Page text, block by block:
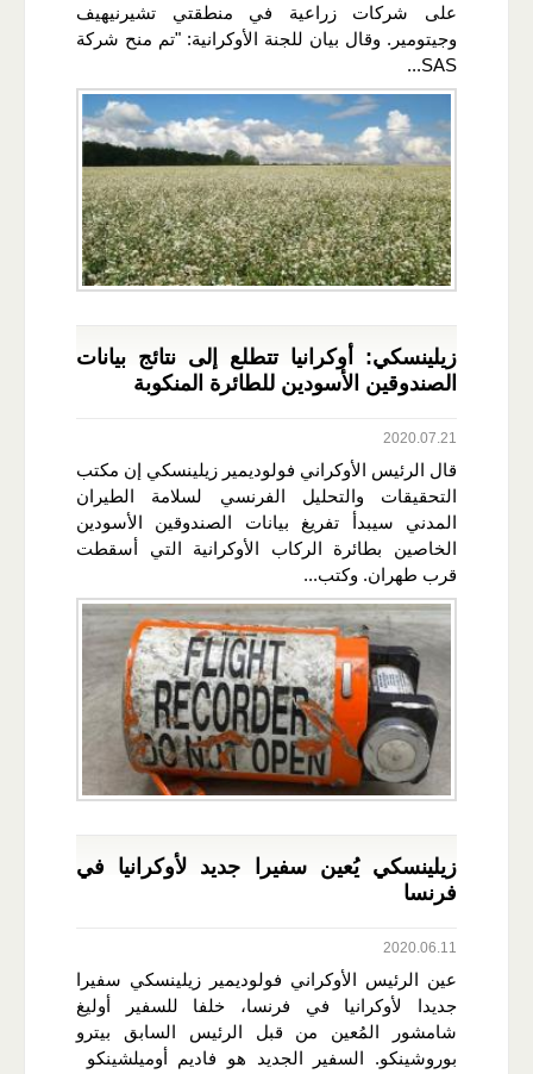
على شركات زراعية في منطقتي تشيرنيهيف
وجيتومير. وقال بيان للجنة الأوكرانية: "تم منح شركة
SAS...
زيلينسكي: أوكرانيا تتطلع إلى نتائج بيانات
الصندوقين الأسودين للطائرة المنكوبة
2020.07.21
قال الرئيس الأوكراني فولوديمير زيلينسكي إن مكتب
التحقيقات والتحليل الفرنسي لسلامة الطيران
المدني سيبدأ تفريغ بيانات الصندوقين الأسودين
الخاصين بطائرة الركاب الأوكرانية التي أسقطت
قرب طهران. وكتب...
زيلينسكي يُعين سفيرا جديد لأوكرانيا في
فرنسا
2020.06.11
عين الرئيس الأوكراني فولوديمير زيلينسكي سفيرا
جديدا لأوكرانيا في فرنسا، خلفا للسفير أوليغ
شامشور المُعين من قبل الرئيس السابق بيترو
بوروشينكو. السفير الجديد هو فاديم أوميلشينكو